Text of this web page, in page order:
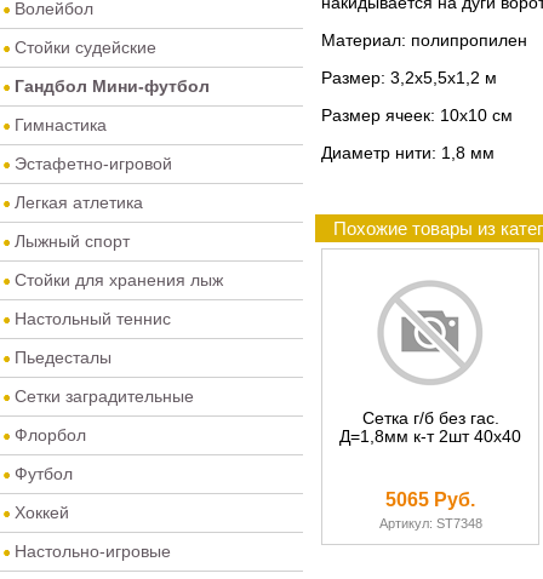
Волейбол
Стойки судейские
Гандбол Мини-футбол
Гимнастика
Эстафетно-игровой
Легкая атлетика
Лыжный спорт
Стойки для хранения лыж
Настольный теннис
Пьедесталы
Сетки заградительные
Флорбол
Футбол
Хоккей
Настольно-игровые
Материал: полипропилен
Размер: 3,2х5,5х1,2 м
Размер ячеек: 10х10 см
Диаметр нити: 1,8 мм
Похожие товары из
Сетка г/б без гас.
Д=1,8мм к-т 2шт 40х40
5065 Руб.
Артикул: ST7348